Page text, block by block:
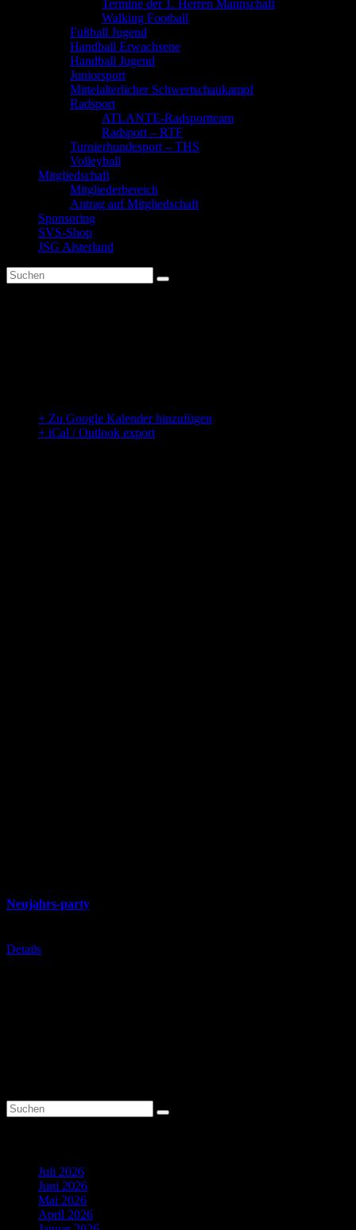
Termine der 1. Herren Mannschaft
Walking Football
Fußball Jugend
Handball Erwachsene
Handball Jugend
Juniorsport
Mittelalterlicher Schwertschaukampf
Radsport
ATLANTE-Radsportteam
Radsport – RTF
Turnierhundesport – THS
Volleyball
Mitgliedschaft
Mitgliederbereich
Antrag auf Mitgliedschaft
Sponsoring
SVS-Shop
JSG Alsterland
+ Zu Google Kalender hinzufügen
+ iCal / Outlook export
Neujahrs-party
Details
Juli 2026
Juni 2026
Mai 2026
April 2026